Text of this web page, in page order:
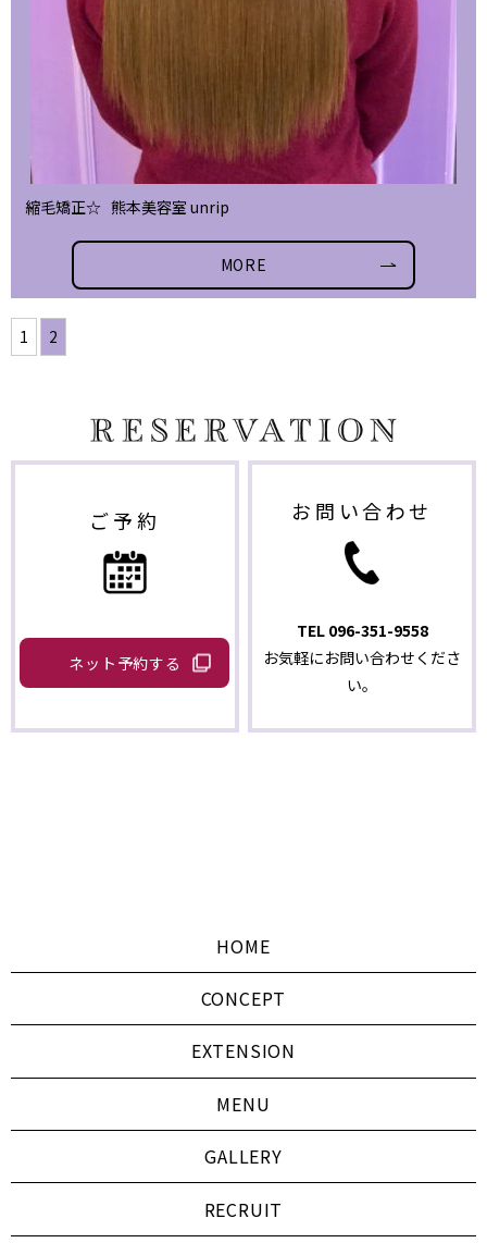
縮毛矯正☆ 熊本美容室 unrip
MORE
1 2
ご予約
ネット予約する
お問い合わせ
TEL 096-351-9558
お気軽にお問い合わせくださ
い。
HOME
CONCEPT
EXTENSION
MENU
GALLERY
RECRUIT